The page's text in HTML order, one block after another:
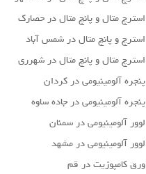
استرچ متال و پانچ متال در حصارك
استرچ و پانچ متال در شمس آباد
استرچ متال و پانچ متال در شهرری
پنجره آلومینیومی در کردان
پنجره آلومینیومی در جاده ساوه
لوور آلومینیومی در سمنان
لوور آلومینیومی در مشهد
ورق کامپوزیت در قم